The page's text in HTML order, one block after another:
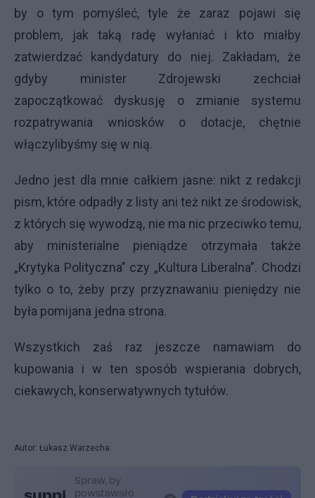
by o tym pomyśleć, tyle że zaraz pojawi się
problem, jak taką radę wyłaniać i kto miałby
zatwierdzać kandydatury do niej. Zakładam, że
gdyby minister Zdrojewski zechciał
zapoczątkować dyskusję o zmianie systemu
rozpatrywania wniosków o dotacje, chętnie
włączylibyśmy się w nią.
Jedno jest dla mnie całkiem jasne: nikt z redakcji
pism, które odpadły z listy ani też nikt ze środowisk,
z których się wywodzą, nie ma nic przeciwko temu,
aby ministerialne pieniądze otrzymała także
„Krytyka Polityczna” czy „Kultura Liberalna”. Chodzi
tylko o to, żeby przy przyznawaniu pieniędzy nie
była pomijana jedna strona.
Wszystkich zaś raz jeszcze namawiam do
kupowania i w ten sposób wspierania dobrych,
ciekawych, konserwatywnych tytułów.
Autor: Łukasz Warzecha